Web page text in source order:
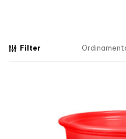
Filter